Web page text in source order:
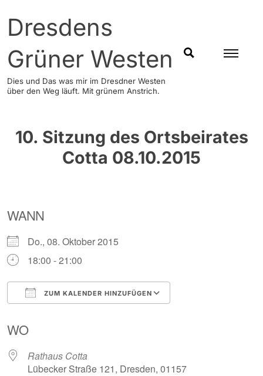
content
Dresdens
Grüner Westen
Dies und Das was mir im Dresdner Westen
über den Weg läuft. Mit grünem Anstrich.
SUCHEN
10. Sitzung des Ortsbeirates
Cotta 08.10.2015
WANN
Do., 08. Oktober 2015
18:00 - 21:00
ZUM KALENDER HINZUFÜGEN
WO
Rathaus Cotta
Lübecker Straße 121, Dresden, 01157